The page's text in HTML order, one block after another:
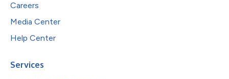
Careers
Media Center
Help Center
Services